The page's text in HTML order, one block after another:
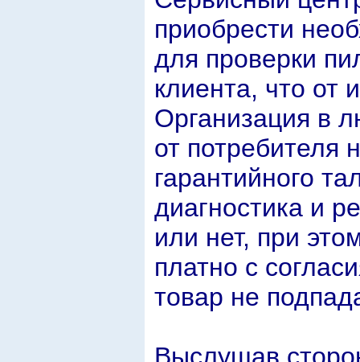
приобрести
для проверки
клиента, что от
Организация в
от потребителя
гарантийного
диагностика и
или нет, при
платно с
товар не
Выслушав